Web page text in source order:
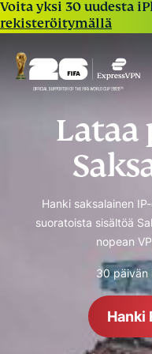
Voita yksi 30 uudesta
rekisteröitymällä
Lataa
Hanki saksalainen
suoratoista sisältöä
nopean
30 päivän
Hanki